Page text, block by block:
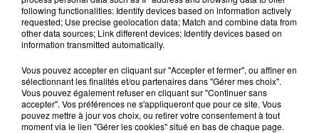
Grand jeu de l'été : les cabines de plages
Gagnez vos entrées pour Dennlys
Parc
following functionalities: Identify devices based on information actively
requested; Use precise geolocation data; Match and combine data from
other data sources; Link different devices; Identify devices based on
information transmitted automatically.
Vous pouvez accepter en cliquant sur "Accepter et fermer", ou affiner en
sélectionnant les finalités et/ou partenaires dans "Gérer mes choix".
Vous pouvez également refuser en cliquant sur "Continuer sans
accepter". Vos préférences ne s'appliqueront que pour ce site. Vous
pouvez mettre à jour vos choix, ou retirer votre consentement à tout
moment via le lien "Gérer les cookies" situé en bas de chaque page.